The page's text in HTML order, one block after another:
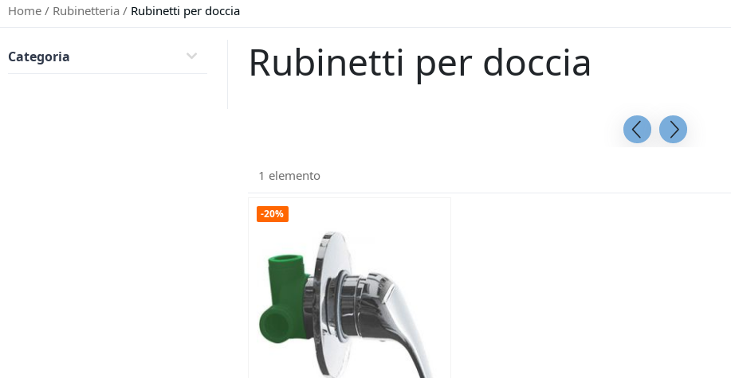
Home Rubinetteria Rubinetti per doccia
Rubinetti per doccia
1 elemento
-20%
Categoria